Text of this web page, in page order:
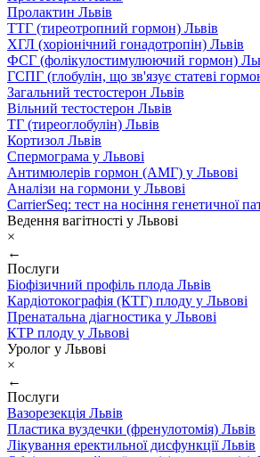
Пролактин Львів
ТТГ (тиреотропний гормон) Львів
ХГЛ (хоріонічний гонадотропін) Львів
ФСГ (фолікулостимулюючий гормон)
ГСПГ (глобулін, що зв'язує статеві
Загальний тестостерон Львів
Вільний тестостерон Львів
ТГ (тиреоглобулін) Львів
Кортизол Львів
Спермограма у Львові
Антимюлерів гормон (АМГ) у Львові
Аналізи на гормони у Львові
CarrierSeq: тест на носіння генетичної
Ведення вагітності у Львові
×
←
Послуги
Біофізичний профіль плода Львів
Кардіотокографія (КТГ) плоду у Львові
Пренатальна діагностика у Львові
КТР плоду у Львові
Уролог у Львові
×
←
Послуги
Вазорезекція Львів
Пластика вуздечки (френулотомія) Львів
Лікування еректильної дисфункції Львів